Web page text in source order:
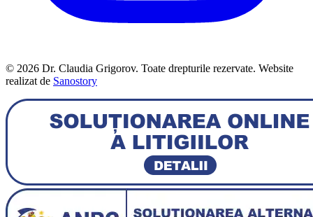
© 2026 Dr. Claudia Grigorov. Toate drepturile rezervate. Website
realizat de Sanostory